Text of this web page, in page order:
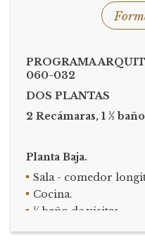
PROGRAMA
060-032
DOS PLANTAS
2 Recámaras, 1 ½
Planta Baja.
Sala - comedor
Cocina.
½ baño de visitas.